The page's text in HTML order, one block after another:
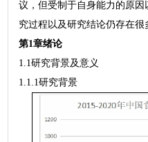
议，但受制于自身能力的原
究过程以及研究结论仍存在很
第1章绪论
1.1研究背景及意义
1.1.1研究背景